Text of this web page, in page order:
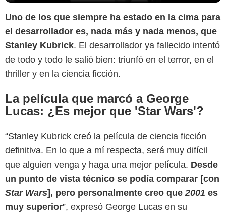
Uno de los que siempre ha estado en la cima para
el desarrollador es, nada más y nada menos, que
Stanley Kubrick. El desarrollador ya fallecido intentó
de todo y todo le salió bien: triunfó en el terror, en el
thriller y en la ciencia ficción.
La película que marcó a George
Lucas: ¿Es mejor que 'Star Wars'?
“Stanley Kubrick creó la película de ciencia ficción
definitiva. En lo que a mí respecta, será muy difícil
que alguien venga y haga una mejor película. Desde
un punto de vista técnico se podía comparar [con
Star Wars], pero personalmente creo que 2001 es
muy superior”, expresó George Lucas en su
Lucasfilm